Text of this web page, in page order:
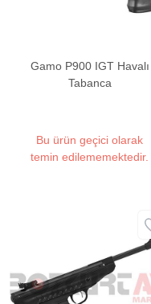
Gamo P900 IGT Havalı
Tabanca
Bu ürün geçici olarak
temin edilememektedir.